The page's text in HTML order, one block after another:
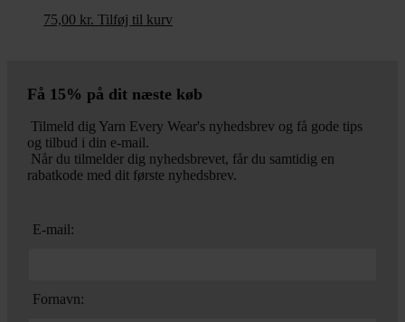
75,00 kr. Tilføj til kurv
Få 15% på dit næste køb
Tilmeld dig Yarn Every Wear's nyhedsbrev og få gode tips
og tilbud i din e-mail.
Når du tilmelder dig nyhedsbrevet, får du samtidig en
rabatkode med dit første nyhedsbrev.
E-mail:
Fornavn: